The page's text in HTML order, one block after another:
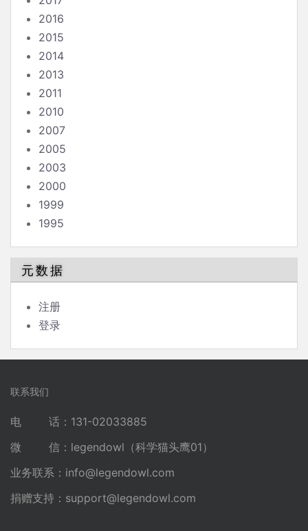
2016
2015
2014
2013
2011
2010
2007
2005
2003
2000
1999
1995
元数据
注册
登录
联系我们
电 话：131-02033885
微 信：legendowl（科学猫头鹰01）
业务联系： info@legendowl.com
捐赠支持： support@legendowl.com